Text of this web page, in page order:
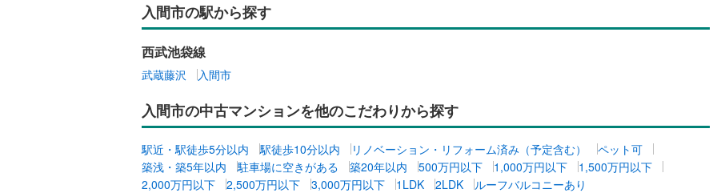
入間市の駅から探す
西武池袋線
武蔵藤沢 入間市
入間市の中古マンションを他のこだわりから探す
駅近・駅徒歩5分以内 駅徒歩10分以内 リノベーション・リフォーム済み（予定含む）
ペット可
築浅・築5年以内
駐車場に空きがある 築20年以内 500万円以下 1,000万円以下
1,500万円以下
2,000万円以下
2,500万円以下 3,000万円以下 1LDK 2LDK ルーフバルコニーあり